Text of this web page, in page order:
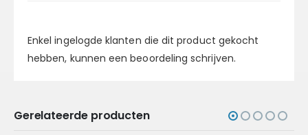
Enkel ingelogde klanten die dit product gekocht
hebben, kunnen een beoordeling schrijven.
Gerelateerde producten